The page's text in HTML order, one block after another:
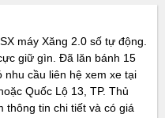
máy Xăng 2.0 số tự động.
giữ gìn. Đã lăn bánh 15
nhu cầu liên hệ xem xe tại
Quốc Lộ 13, TP. Thủ
tin chi tiết và có giá